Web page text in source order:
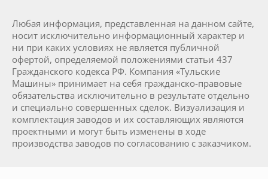
Любая информация, представленная на данном сайте,
носит исключительно информационный характер и
ни при каких условиях не является публичной
офертой, определяемой положениями статьи 437
Гражданского кодекса РФ. Компания «Тульские
Машины» принимает на себя гражданско-правовые
обязательства исключительно в результате отдельно
и специально совершенных сделок. Визуализация и
комплектация заводов и их составляющих являются
проектными и могут быть изменены в ходе
производства заводов по согласованию с заказчиком.